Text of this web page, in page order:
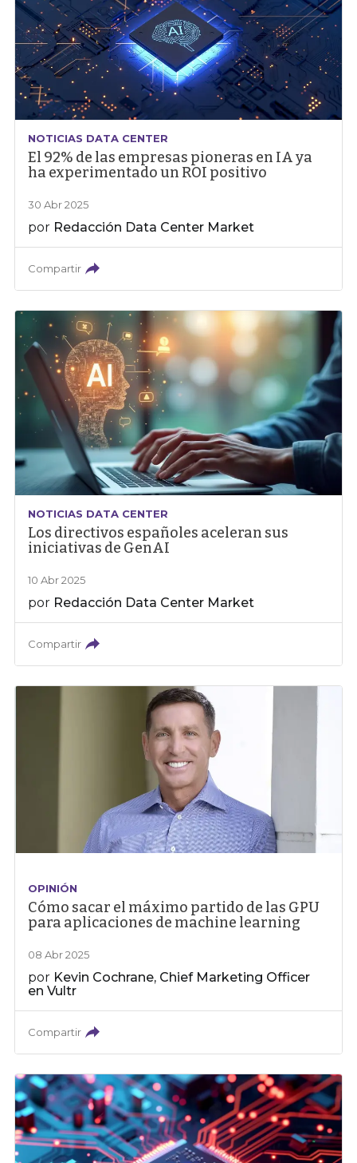
NOTICIAS DATA CENTER
El 92% de las empresas pioneras en IA ya
ha experimentado un ROI positivo
30 Abr 2025
por Redacción Data Center Market
Compartir
NOTICIAS DATA CENTER
Los directivos españoles aceleran sus
iniciativas de GenAI
10 Abr 2025
por Redacción Data Center Market
Compartir
OPINIÓN
Cómo sacar el máximo partido de las GPU
para aplicaciones de machine learning
08 Abr 2025
por Kevin Cochrane, Chief Marketing Officer
en Vultr
Compartir